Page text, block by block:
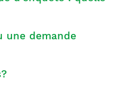
une demande